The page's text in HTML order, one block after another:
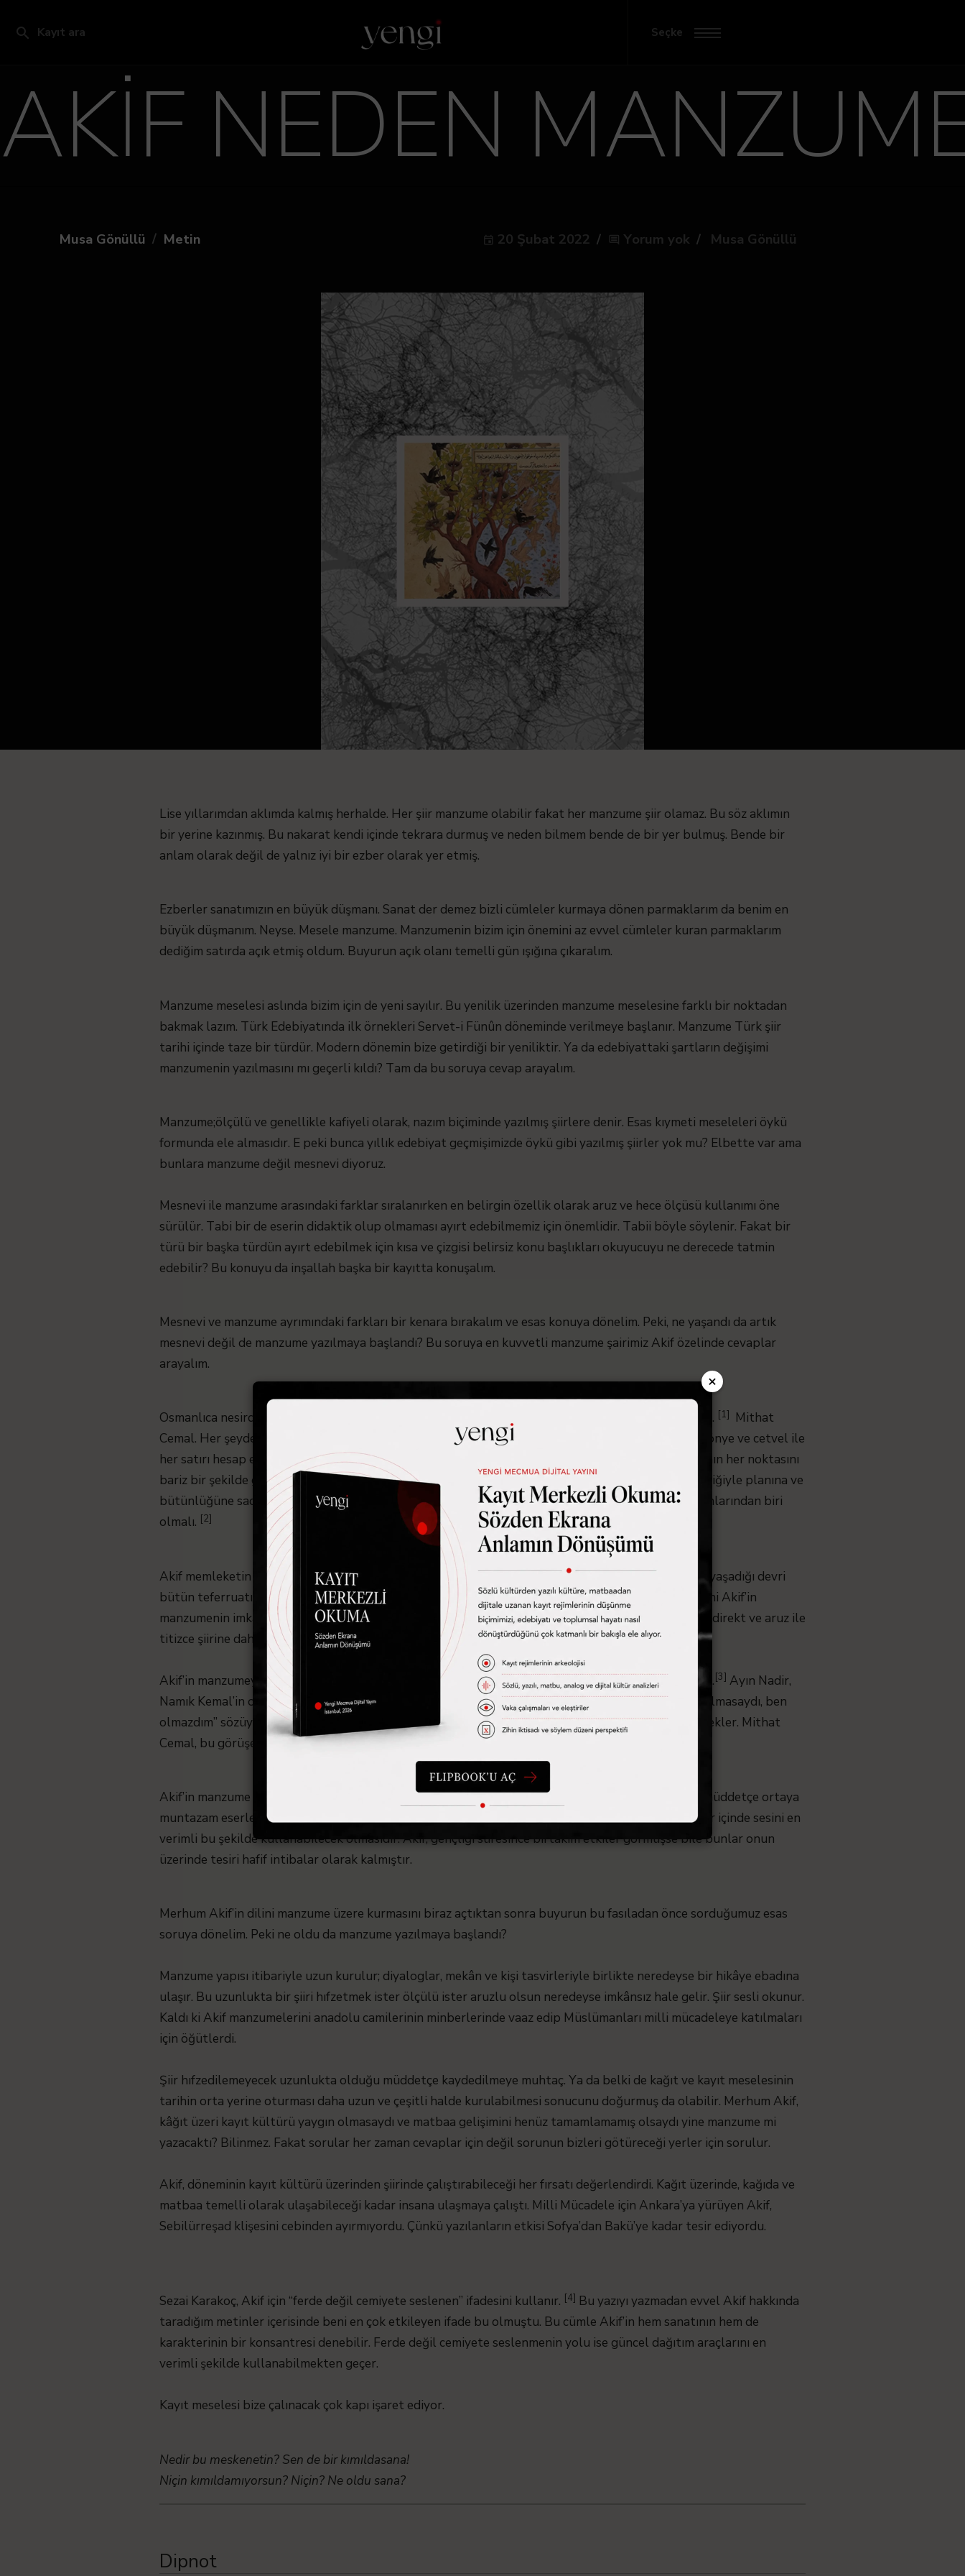
×
Kayıt ara Seçke
AKİF NEDEN
Musa Gönüllü / Metin event 20 Şubat 2022 comment Yorum yok Musa Gönüllü
Lise yıllarımdan aklımda kalmış herhalde. Her şiir manzume olabilir fakat her manzume şiir olamaz. Bu söz aklımın
bir yerine kazınmış. Bu nakarat kendi içinde tekrara durmuş ve neden bilmem bende de bir yer bulmuş. Bende bir
anlam olarak değil de yalnız iyi bir ezber olarak yer etmiş.
Ezberler sanatımızın en büyük düşmanı. Sanat der demez bizli cümleler kurmaya dönen parmaklarım da benim en
büyük düşmanım. Neyse. Mesele manzume. Manzumenin bizim için önemini az evvel cümleler kuran parmaklarım
dediğim satırda açık etmiş oldum. Buyurun açık olanı temelli gün ışığına çıkaralım.
Manzume meselesi aslında bizim için de yeni sayılır. Bu yenilik üzerinden manzume meselesine farklı bir noktadan
bakmak lazım. Türk Edebiyatında ilk örnekleri Servet-i Fünûn döneminde verilmeye başlanır. Manzume Türk şiir
tarihi içinde taze bir türdür. Modern dönemin bize getirdiği bir yeniliktir. Ya da edebiyattaki şartların değişimi
manzumenin yazılmasını mı geçerli kıldı? Tam da bu soruya cevap arayalım.
Manzume;ölçülü ve genellikle kafiyeli olarak, nazım biçiminde yazılmış şiirlere denir. Esas kıymeti meseleleri öykü
formunda ele almasıdır. E peki bunca yıllık edebiyat geçmişimizde öykü gibi yazılmış şiirler yok mu? Elbette var ama
bunlara manzume değil mesnevi diyoruz.
Mesnevi ile manzume arasındaki farklar sıralanırken en belirgin özellik olarak aruz ve hece ölçüsü kullanımı öne
sürülür. Tabi bir de eserin didaktik olup olmaması ayırt edebilmemiz için önemlidir. Tabii böyle söylenir. Fakat bir
türü bir başka türdün ayırt edebilmek için kısa ve çizgisi belirsiz konu başlıkları okuyucuyu ne derecede tatmin
edebilir? Bu konuyu da inşallah başka bir kayıtta konuşalım.
Mesnevi ve manzume ayrımındaki farkları bir kenara bırakalım ve esas konuya dönelim. Peki, ne yaşandı da artık
mesnevi değil de manzume yazılmaya başlandı? Bu soruya en kuvvetli manzume şairimiz Akif özelinde cevaplar
arayalım.
Osmanlıca nesirde Namık Kemal’in mektuplarıyla; nazımda Fikret’in ve Akif’in şiirleriyle Türkçe oldu. [1]
Mithat
Cemal. Her şeyden önce Merhum Akif’in manzumeleri bir tür mimari eser havası verir insana. Elde gönye ve cetvel ile
her satırı hesap edilmiş, her kelimesi bir tuğla titizliğinde yerine koyulmuştur. İçine girdiğiniz mekânın her noktasını
bariz bir şekilde görür ve tanırsınız. Yalnız mekânı değil misafirleri de tanırsınız. Akif, bir mimar titizliğiyle planına ve
bütünlüğüne sadık kalır. Onun bir tür “Plan” şairi olması manzume yazmasının en büyük motivasyonlarından biri
olmalı. [2]
Akif memleketin ahvali üzere kendi sesini manzumede bulur. “Türk edebiyatında onun kadar içinde yaşadığı devri
bütün teferruatı ile gören ve gösteren başka bir şair yoktur.” der Mehmet Kaplan. Bunun asıl nedeni Akif’in
manzumenin imkanlarından faydalanarak dönemin insanlarını, konuşmalarını, gündelik meselelerini direkt ve aruz ile
titizce şiirine dahil etmesidir.
Akif’in manzumeyi tercihi Servet-i Fünun’da Ayın Nadir’in “Elvah-i Tabiat”ını görmesiyle karar bulur.[3] Ayın Nadir,
Namık Kemal’in oğludur. Esas ismi ise Ali Ekrem’dir. Akif, Ali Ekrem’e olan muhabbetini “Ali Ekrem olmasaydı, ben
olmazdım” sözüyle tesciller. Bu görüşünün Ali Ekrem’in nazma tasvir ve muhavere sokmasıyla destekler. Mithat
Cemal, bu görüşe şiddetle karşı çıkar ve bu durumun zamanın bir havası olduğu öne sürer.
Akif’in manzume yazmasının görünür sebeplerini özetleyecek olursak; plan üzere hareket edildiği müddetçe ortaya
muntazam eserler çıkacağını savunması, Müslim tebaanın cefası ve vatanın biteviye uğradığı tacizler içinde sesini en
verimli bu şekilde kullanabilecek olmasıdır. Akif, gençliği süresince birtakım etkiler görmüşse bile bunlar onun
üzerinde tesiri hafif intibalar olarak kalmıştır.
Merhum Akif’in dilini manzume üzere kurmasını biraz açtıktan sonra buyurun bu fasıladan önce sorduğumuz esas
soruya dönelim. Peki ne oldu da manzume yazılmaya başlandı?
Manzume yapısı itibariyle uzun kurulur; diyaloglar, mekân ve kişi tasvirleriyle birlikte neredeyse bir hikâye ebadına
ulaşır. Bu uzunlukta bir şiiri hıfzetmek ister ölçülü ister aruzlu olsun neredeyse imkânsız hale gelir. Şiir sesli okunur.
Kaldı ki Akif manzumelerini anadolu camilerinin minberlerinde vaaz edip Müslümanları milli mücadeleye katılmaları
için öğütlerdi.
Şiir hıfzedilemeyecek uzunlukta olduğu müddetçe kaydedilmeye muhtaç. Ya da belki de kağıt ve kayıt meselesinin
tarihin orta yerine oturması daha uzun ve çeşitli halde kurulabilmesi sonucunu doğurmuş da olabilir. Merhum Akif,
kâğıt üzeri kayıt kültürü yaygın olmasaydı ve matbaa gelişimini henüz tamamlamamış olsaydı yine manzume mi
yazacaktı? Bilinmez. Fakat sorular her zaman cevaplar için değil sorunun bizleri götüreceği yerler için sorulur.
Akif, döneminin kayıt kültürü üzerinden şiirinde çalıştırabileceği her fırsatı değerlendirdi. Kağıt üzerinde, kağıda ve
matbaa temelli olarak ulaşabileceği kadar insana ulaşmaya çalıştı. Milli Mücadele için Ankara’ya yürüyen Akif,
Sebilürreşad klişesini cebinden ayırmıyordu. Çünkü yazılanların etkisi Sofya’dan Bakü’ye kadar tesir ediyordu.
Sezai Karakoç, Akif için “ferde değil cemiyete seslenen” ifadesini kullanır. [4] Bu yazıyı yazmadan evvel Akif hakkında
taradığım metinler içerisinde beni en çok etkileyen ifade bu olmuştu. Bu cümle Akif’in hem sanatının hem de
karakterinin bir konsantresi denebilir. Ferde değil cemiyete seslenmenin yolu ise güncel dağıtım araçlarını en
verimli şekilde kullanabilmekten geçer.
Kayıt meselesi bize çalınacak çok kapı işaret ediyor.
Nedir bu meskenetin? Sen de bir kımıldasana!
Niçin kımıldamıyorsun? Niçin? Ne oldu sana?
Dipnot